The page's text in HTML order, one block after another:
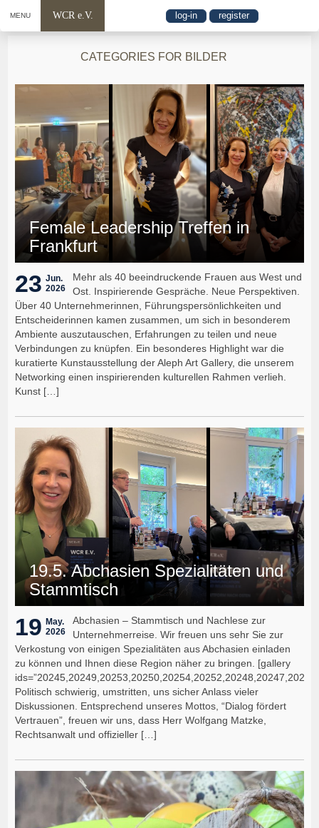
MENU WCR e.V. log-in register
CATEGORIES FOR BILDER
Female Leadership Treffen in
Frankfurt
23 Jun.
2026
Mehr als 40 beeindruckende Frauen aus West und
Ost. Inspirierende Gespräche. Neue Perspektiven.
Über 40 Unternehmerinnen, Führungspersönlichkeiten und
Entscheiderinnen kamen zusammen, um sich in besonderem
Ambiente auszutauschen, Erfahrungen zu teilen und neue
Verbindungen zu knüpfen. Ein besonderes Highlight war die
kuratierte Kunstausstellung der Aleph Art Gallery, die unserem
Networking einen inspirierenden kulturellen Rahmen verlieh.
Kunst […]
19.5. Abchasien Spezialitäten und
Stammtisch
19 May.
2026
Abchasien – Stammtisch und Nachlese zur
Unternehmerreise. Wir freuen uns sehr Sie zur
Verkostung von einigen Spezialitäten aus Abchasien einladen
zu können und Ihnen diese Region näher zu bringen. [gallery
Politisch schwierig, umstritten, uns sicher Anlass vieler
Diskussionen. Entsprechend unseres Mottos, “Dialog fördert
Vertrauen”, freuen wir uns, dass Herr Wolfgang Matzke,
Rechtsanwalt und offizieller […]